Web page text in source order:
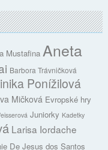
Mustafina Aneta
Barbora Trávničková
Ponížilová
Mičková Evropské hry
Juniorky Kadetky
Larisa Iordache
De Jesus dos Santos